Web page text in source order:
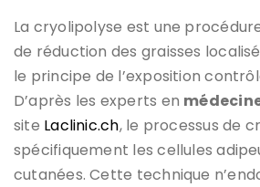
La cryolipolyse est une
de réduction des graisses
le principe de l’exposition
D’après les experts en
site Laclinic.ch, le processus de
spécifiquement les cellules
cutanées. Cette technique